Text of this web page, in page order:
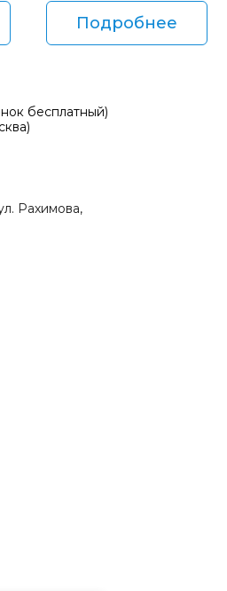
Подробнее
бесплатный)
Рахимова,